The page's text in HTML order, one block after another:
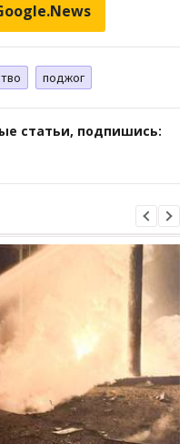
поджог
статьи, подпишись: